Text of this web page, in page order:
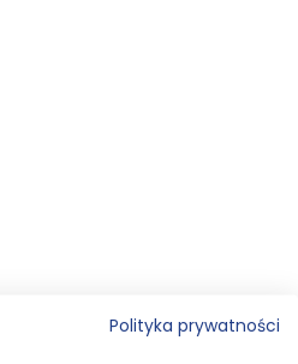
Polityka prywatności